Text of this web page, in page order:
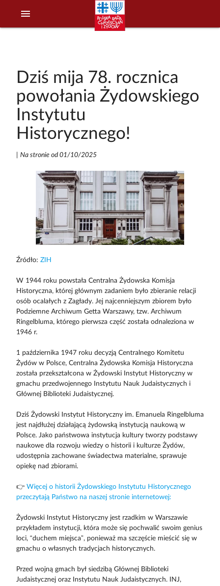
menu
Dziś mija 78. rocznica
powołania Żydowskiego
Instytutu
Historycznego!
Na stronie od 01/10/2025
Źródło: ZIH
W 1944 roku powstała Centralna Żydowska Komisja
Historyczna, której głównym zadaniem było zbieranie relacji
osób ocalałych z Zagłady. Jej najcenniejszym zbiorem było
Podziemne Archiwum Getta Warszawy, tzw. Archiwum
Ringelbluma, którego pierwsza część została odnaleziona w
1946 r.
1 października 1947 roku decyzją Centralnego Komitetu
Żydów w Polsce, Centralna Żydowska Komisja Historyczna
została przekształcona w Żydowski Instytut Historyczny w
gmachu przedwojennego Instytutu Nauk Judaistycznych i
Głównej Biblioteki Judaistycznej.
Dziś Żydowski Instytut Historyczny im. Emanuela Ringelbluma
jest najdłużej działającą żydowską instytucją naukową w
Polsce. Jako państwowa instytucja kultury tworzy podstawy
naukowe dla rozwoju wiedzy o historii i kulturze Żydów,
udostępnia zachowane świadectwa materialne, sprawuje
opiekę nad zbiorami.
👉 Więcej o historii Żydowskiego Instytutu Historycznego
przeczytają Państwo na naszej stronie internetowej:
Żydowski Instytut Historyczny jest rzadkim w Warszawie
przykładem instytucji, która może się pochwalić swoim genius
loci, “duchem miejsca”, ponieważ ma szczęście mieścić się w
gmachu o własnych tradycjach historycznych.
Przed wojną gmach był siedzibą Głównej Biblioteki
Judaistycznej oraz Instytutu Nauk Judaistycznych. INJ,